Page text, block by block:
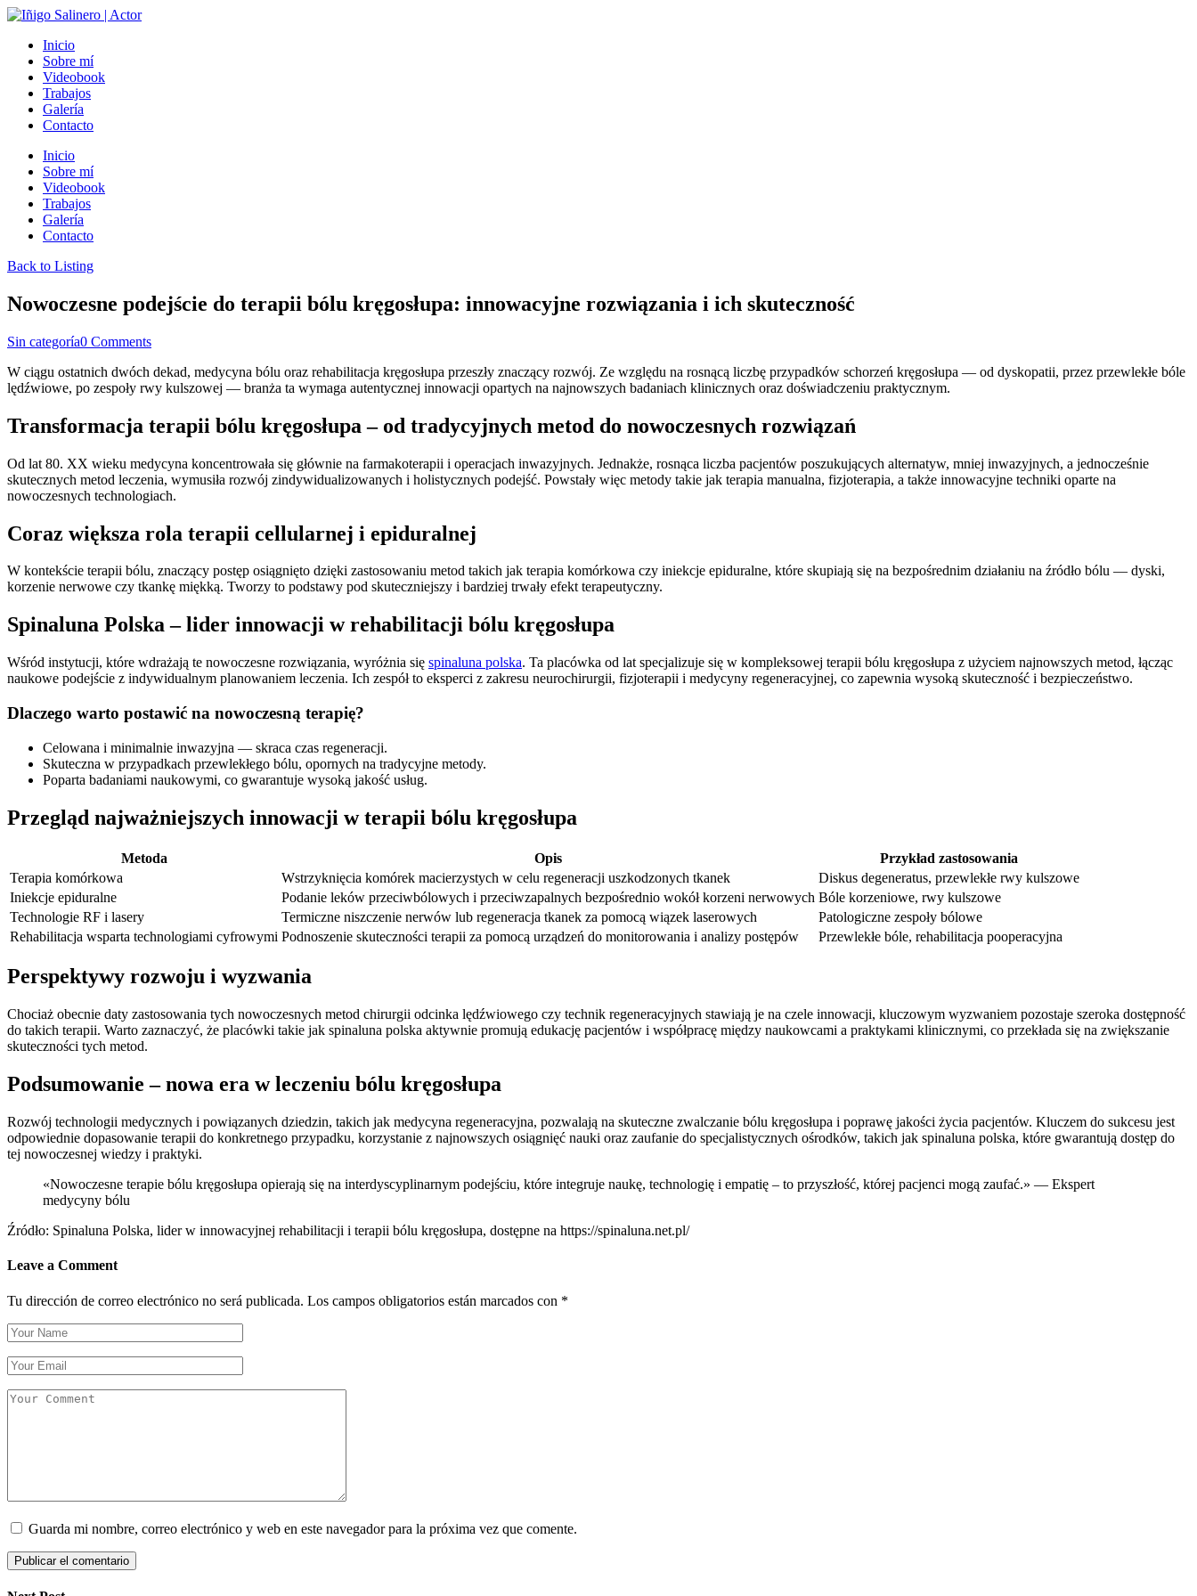
Inicio
Sobre mí
Videobook
Trabajos
Galería
Contacto
Inicio
Sobre mí
Videobook
Trabajos
Galería
Contacto
Back to Listing
Nowoczesne podejście do terapii bólu kręgosłupa: innowacyjne rozwiązania i ich skuteczność
Sin categoría0 Comments
W ciągu ostatnich dwóch dekad, medycyna bólu oraz rehabilitacja kręgosłupa przeszły znaczący rozwój. Ze względu na rosnącą liczbę przypadków schorzeń kręgosłupa — od dyskopatii, przez przewlekłe bóle
lędźwiowe, po zespoły rwy kulszowej — branża ta wymaga autentycznej innowacji opartych na najnowszych badaniach klinicznych oraz doświadczeniu praktycznym.
Transformacja terapii bólu kręgosłupa – od tradycyjnych metod do nowoczesnych rozwiązań
Od lat 80. XX wieku medycyna koncentrowała się głównie na farmakoterapii i operacjach inwazyjnych. Jednakże, rosnąca liczba pacjentów poszukujących alternatyw, mniej inwazyjnych, a jednocześnie
skutecznych metod leczenia, wymusiła rozwój zindywidualizowanych i holistycznych podejść. Powstały więc metody takie jak terapia manualna, fizjoterapia, a także innowacyjne techniki oparte na
nowoczesnych technologiach.
Coraz większa rola terapii cellularnej i epiduralnej
W kontekście terapii bólu, znaczący postęp osiągnięto dzięki zastosowaniu metod takich jak terapia komórkowa czy iniekcje epiduralne, które skupiają się na bezpośrednim działaniu na źródło bólu — dyski,
korzenie nerwowe czy tkankę miękką. Tworzy to podstawy pod skuteczniejszy i bardziej trwały efekt terapeutyczny.
Spinaluna Polska – lider innowacji w rehabilitacji bólu kręgosłupa
Wśród instytucji, które wdrażają te nowoczesne rozwiązania, wyróżnia się spinaluna polska. Ta placówka od lat specjalizuje się w kompleksowej terapii bólu kręgosłupa z użyciem najnowszych metod, łącząc
naukowe podejście z indywidualnym planowaniem leczenia. Ich zespół to eksperci z zakresu neurochirurgii, fizjoterapii i medycyny regeneracyjnej, co zapewnia wysoką skuteczność i bezpieczeństwo.
Dlaczego warto postawić na nowoczesną terapię?
Celowana i minimalnie inwazyjna — skraca czas regeneracji.
Skuteczna w przypadkach przewlekłego bólu, opornych na tradycyjne metody.
Poparta badaniami naukowymi, co gwarantuje wysoką jakość usług.
Przegląd najważniejszych innowacji w terapii bólu kręgosłupa
Metoda Opis
Przykład zastosowania
Terapia komórkowa
Wstrzyknięcia komórek macierzystych w celu regeneracji uszkodzonych tkanek
Diskus degeneratus, przewlekłe rwy kulszowe
Iniekcje epiduralne
Podanie leków przeciwbólowych i przeciwzapalnych bezpośrednio wokół korzeni nerwowych Bóle korzeniowe, rwy kulszowe
Technologie RF i lasery
Termiczne niszczenie nerwów lub regeneracja tkanek za pomocą wiązek laserowych
Patologiczne zespoły bólowe
Rehabilitacja wsparta technologiami cyfrowymi Podnoszenie skuteczności terapii za pomocą urządzeń do monitorowania i analizy postępów Przewlekłe bóle, rehabilitacja pooperacyjna
Perspektywy rozwoju i wyzwania
Chociaż obecnie daty zastosowania tych nowoczesnych metod chirurgii odcinka lędźwiowego czy technik regeneracyjnych stawiają je na czele innowacji, kluczowym wyzwaniem pozostaje szeroka dostępność
do takich terapii. Warto zaznaczyć, że placówki takie jak spinaluna polska aktywnie promują edukację pacjentów i współpracę między naukowcami a praktykami klinicznymi, co przekłada się na zwiększanie
skuteczności tych metod.
Podsumowanie – nowa era w leczeniu bólu kręgosłupa
Rozwój technologii medycznych i powiązanych dziedzin, takich jak medycyna regeneracyjna, pozwalają na skuteczne zwalczanie bólu kręgosłupa i poprawę jakości życia pacjentów. Kluczem do sukcesu jest
odpowiednie dopasowanie terapii do konkretnego przypadku, korzystanie z najnowszych osiągnięć nauki oraz zaufanie do specjalistycznych ośrodków, takich jak spinaluna polska, które gwarantują dostęp do
tej nowoczesnej wiedzy i praktyki.
«Nowoczesne terapie bólu kręgosłupa opierają się na interdyscyplinarnym podejściu, które integruje naukę, technologię i empatię – to przyszłość, której pacjenci mogą zaufać.» — Ekspert
medycyny bólu
Źródło: Spinaluna Polska, lider w innowacyjnej rehabilitacji i terapii bólu kręgosłupa, dostępne na https://spinaluna.net.pl/
Leave a Comment
Tu dirección de correo electrónico no será publicada. Los campos obligatorios están marcados con *
Guarda mi nombre, correo electrónico y web en este navegador para la próxima vez que comente.